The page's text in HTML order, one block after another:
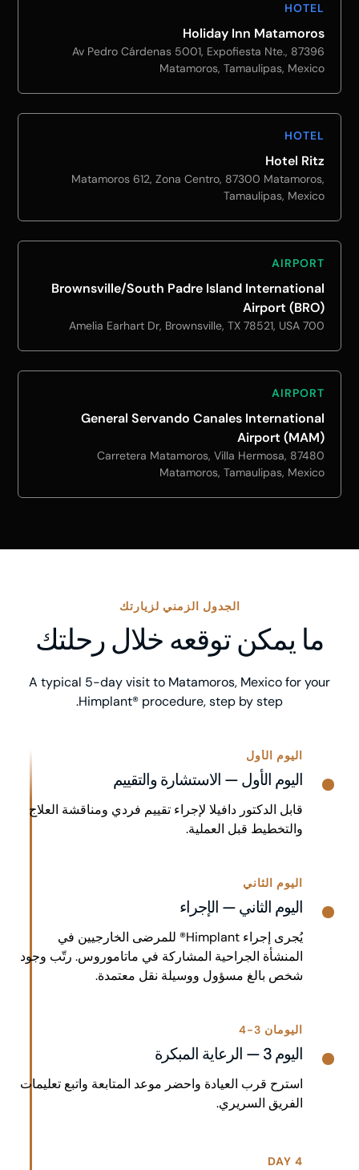
HOTEL
Holiday Inn Matamoros
Av Pedro Cárdenas 5001, Expofiesta Nte., 87396
Matamoros, Tamaulipas, Mexico
HOTEL
Hotel Ritz
Matamoros 612, Zona Centro, 87300 Matamoros,
Tamaulipas, Mexico
AIRPORT
Brownsville/South Padre Island International
Airport (BRO)
700 Amelia Earhart Dr, Brownsville, TX 78521, USA
AIRPORT
General Servando Canales International
Airport (MAM)
Carretera Matamoros, Villa Hermosa, 87480
Matamoros, Tamaulipas, Mexico
الجدول الزمني لزيارتك
ما يمكن توقعه خلال رحلتك
A typical 5-day visit to Matamoros, Mexico for your
Himplant® procedure, step by step.
اليوم الأول
اليوم الأول — الاستشارة والتقييم
قابل الدكتور دافيلا لإجراء تقييم فردي ومناقشة العلاج
والتخطيط قبل العملية.
اليوم الثاني
اليوم الثاني — الإجراء
يُجرى إجراء Himplant® للمرضى الخارجيين في
المنشأة الجراحية المشاركة في ماتاموروس. رتّب وجود
شخص بالغ مسؤول ووسيلة نقل معتمدة.
اليومان 3-4
اليوم 3 — الرعاية المبكرة
استرح قرب العيادة واحضر موعد المتابعة واتبع تعليمات
الفريق السريري.
DAY 4